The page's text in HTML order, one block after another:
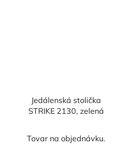
Jedálenská stolička
STRIKE 2130, zelená
Tovar na objednávku.